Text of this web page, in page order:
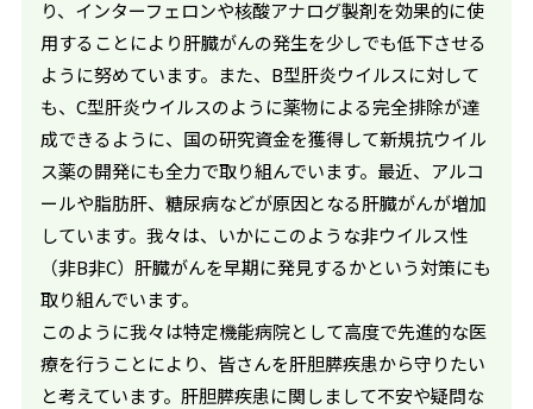
り、インターフェロンや核酸アナログ製剤を効果的に使
用することにより肝臓がんの発生を少しでも低下させる
ように努めています。また、B型肝炎ウイルスに対して
も、C型肝炎ウイルスのように薬物による完全排除が達
成できるように、国の研究資金を獲得して新規抗ウイル
ス薬の開発にも全力で取り組んでいます。最近、アルコ
ールや脂肪肝、糖尿病などが原因となる肝臓がんが増加
しています。我々は、いかにこのような非ウイルス性
（非B非C）肝臓がんを早期に発見するかという対策にも
取り組んでいます。
このように我々は特定機能病院として高度で先進的な医
療を行うことにより、皆さんを肝胆膵疾患から守りたい
と考えています。肝胆膵疾患に関しまして不安や疑問な